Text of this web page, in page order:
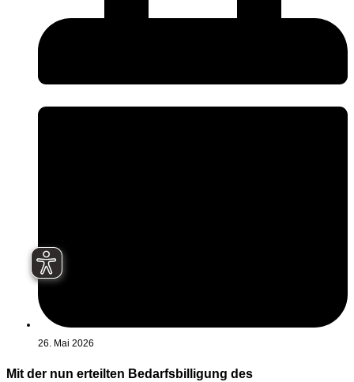
26. Mai 2026
Mit der nun erteilten Bedarfsbilligung des